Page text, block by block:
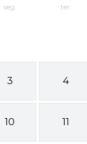
seg. ter.
3 4
10 11